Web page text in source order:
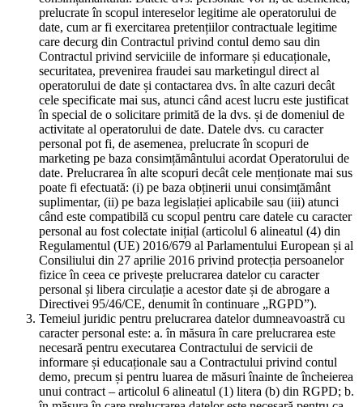
prelucrate în scopul intereselor legitime ale operatorului de
date, cum ar fi exercitarea pretențiilor contractuale legitime
care decurg din Contractul privind contul demo sau din
Contractul privind serviciile de informare și educaționale,
securitatea, prevenirea fraudei sau marketingul direct al
operatorului de date și contactarea dvs. în alte cazuri decât
cele specificate mai sus, atunci când acest lucru este justificat
în special de o solicitare primită de la dvs. și de domeniul de
activitate al operatorului de date. Datele dvs. cu caracter
personal pot fi, de asemenea, prelucrate în scopuri de
marketing pe baza consimțământului acordat Operatorului de
date. Prelucrarea în alte scopuri decât cele menționate mai sus
poate fi efectuată: (i) pe baza obținerii unui consimțământ
suplimentar, (ii) pe baza legislației aplicabile sau (iii) atunci
când este compatibilă cu scopul pentru care datele cu caracter
personal au fost colectate inițial (articolul 6 alineatul (4) din
Regulamentul (UE) 2016/679 al Parlamentului European și al
Consiliului din 27 aprilie 2016 privind protecția persoanelor
fizice în ceea ce privește prelucrarea datelor cu caracter
personal și libera circulație a acestor date și de abrogare a
Directivei 95/46/CE, denumit în continuare „RGPD”).
Temeiul juridic pentru prelucrarea datelor dumneavoastră cu
caracter personal este: a. în măsura în care prelucrarea este
necesară pentru executarea Contractului de servicii de
informare și educaționale sau a Contractului privind contul
demo, precum și pentru luarea de măsuri înainte de încheierea
unui contract – articolul 6 alineatul (1) litera (b) din RGPD; b.